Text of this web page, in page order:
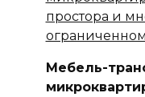
Мебель-